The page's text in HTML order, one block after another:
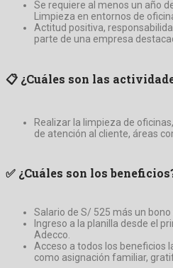
Se requiere al menos un año
Limpieza en entornos de
Actitud positiva,
parte de una empresa
📋 ¿Cuáles son las
Realizar la limpieza de
de atención al cliente, áreas
✅ ¿Cuáles son los
Salario de S/ 525 más un
Ingreso a la planilla desde el
Adecco.
Acceso a todos los beneficios
como asignación familiar,